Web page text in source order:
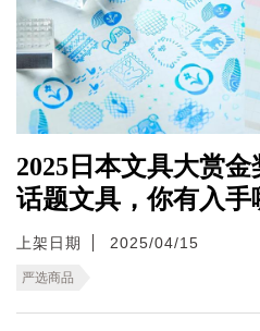
2025日本文具大赏
话题文具，你有入手
上架日期 2025/04/15
严选商品